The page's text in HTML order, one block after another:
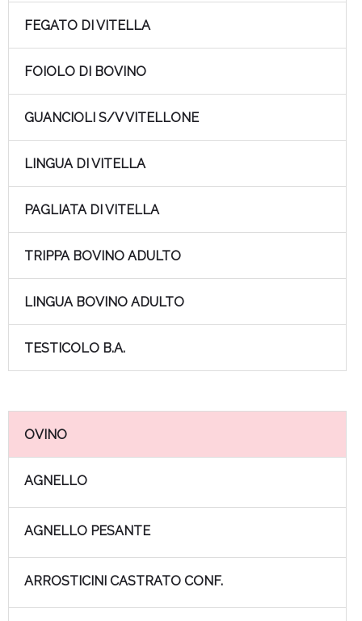
FEGATO DI VITELLA
FOIOLO DI BOVINO
GUANCIOLI S/V VITELLONE
LINGUA DI VITELLA
PAGLIATA DI VITELLA
TRIPPA BOVINO ADULTO
LINGUA BOVINO ADULTO
TESTICOLO B.A.
OVINO
AGNELLO
AGNELLO PESANTE
ARROSTICINI CASTRATO CONF.